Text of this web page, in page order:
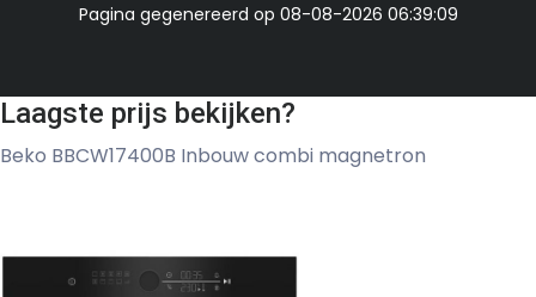
Pagina gegenereerd op 08-08-2026 06:39:09
Laagste prijs bekijken?
Beko BBCW17400B Inbouw combi magnetron